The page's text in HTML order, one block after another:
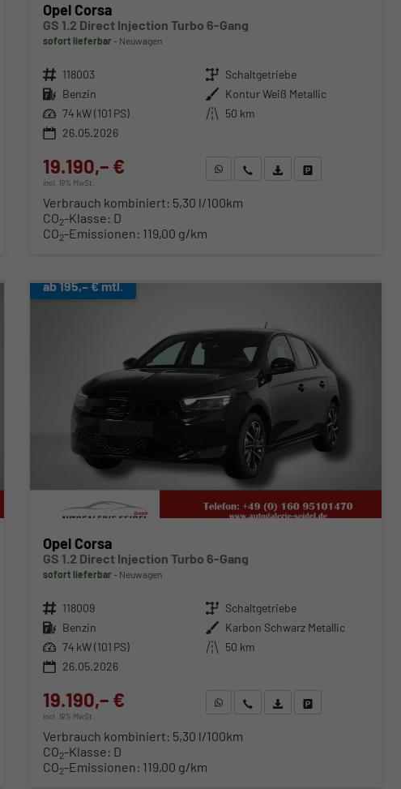
Opel Corsa
GS 1.2 Direct Injection Turbo 6-Gang
sofort lieferbar Neuwagen
Fahrzeugnr. 118003 Getriebe Schaltgetriebe
Kraftstoff Benzin Außenfarbe Kontur Weiß Metallic
Leistung 74 kW (101 PS) Kilometerstand 50 km
26.05.2026
19.190,– €
incl. 19% MwSt.
WhatsApp anfragen
Wir rufen Sie anFahrzeugexposé (PDF)
Fahrzeug parken
Verbrauch kombiniert: 5,30 l/100km
CO2-Klasse: D
CO2-Emissionen: 119,00 g/km
ab 195,– € mtl.
Opel Corsa
GS 1.2 Direct Injection Turbo 6-Gang
sofort lieferbar Neuwagen
Fahrzeugnr. 118009 Getriebe Schaltgetriebe
Kraftstoff Benzin Außenfarbe Karbon Schwarz Metallic
Leistung 74 kW (101 PS) Kilometerstand 50 km
26.05.2026
19.190,– €
incl. 19% MwSt.
WhatsApp anfragen
Wir rufen Sie anFahrzeugexposé (PDF)
Fahrzeug parken
Verbrauch kombiniert: 5,30 l/100km
CO2-Klasse: D
CO2-Emissionen: 119,00 g/km